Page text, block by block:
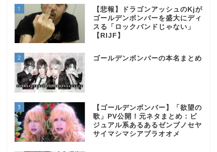
1
【悲報】ドラゴンアッシュのKjが
ゴールデンボンバーを盛大にディ
スる「ロックバンドじゃない」
【RIJF】
2 ゴールデンボンバーの本名まとめ
3
【ゴールデンボンバー】「欲望の
歌」PV公開！元ネタまとめ：ビ
ジュアル系あるあるゼンブノセヤ
サイマシマシアブラオオメ